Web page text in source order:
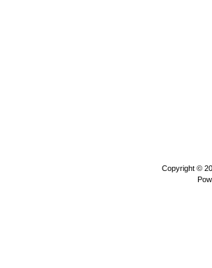
Copyright ©